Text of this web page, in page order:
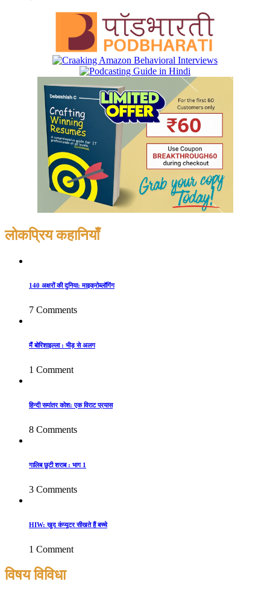
लोकप्रिय कहानियाँ
140 अक्षरों की दुनिया: माइक्रोब्लॉगिंग
7 Comments
मैं बोरिशाइल्ला : भीड़ से अलग
1 Comment
हिन्दी समांतर कोश: एक विराट प्रयास
8 Comments
गालिब छुटी शराब : भाग 1
3 Comments
HIW: खुद कंप्यूटर सीखते हैं बच्चे
1 Comment
विषय विविधा